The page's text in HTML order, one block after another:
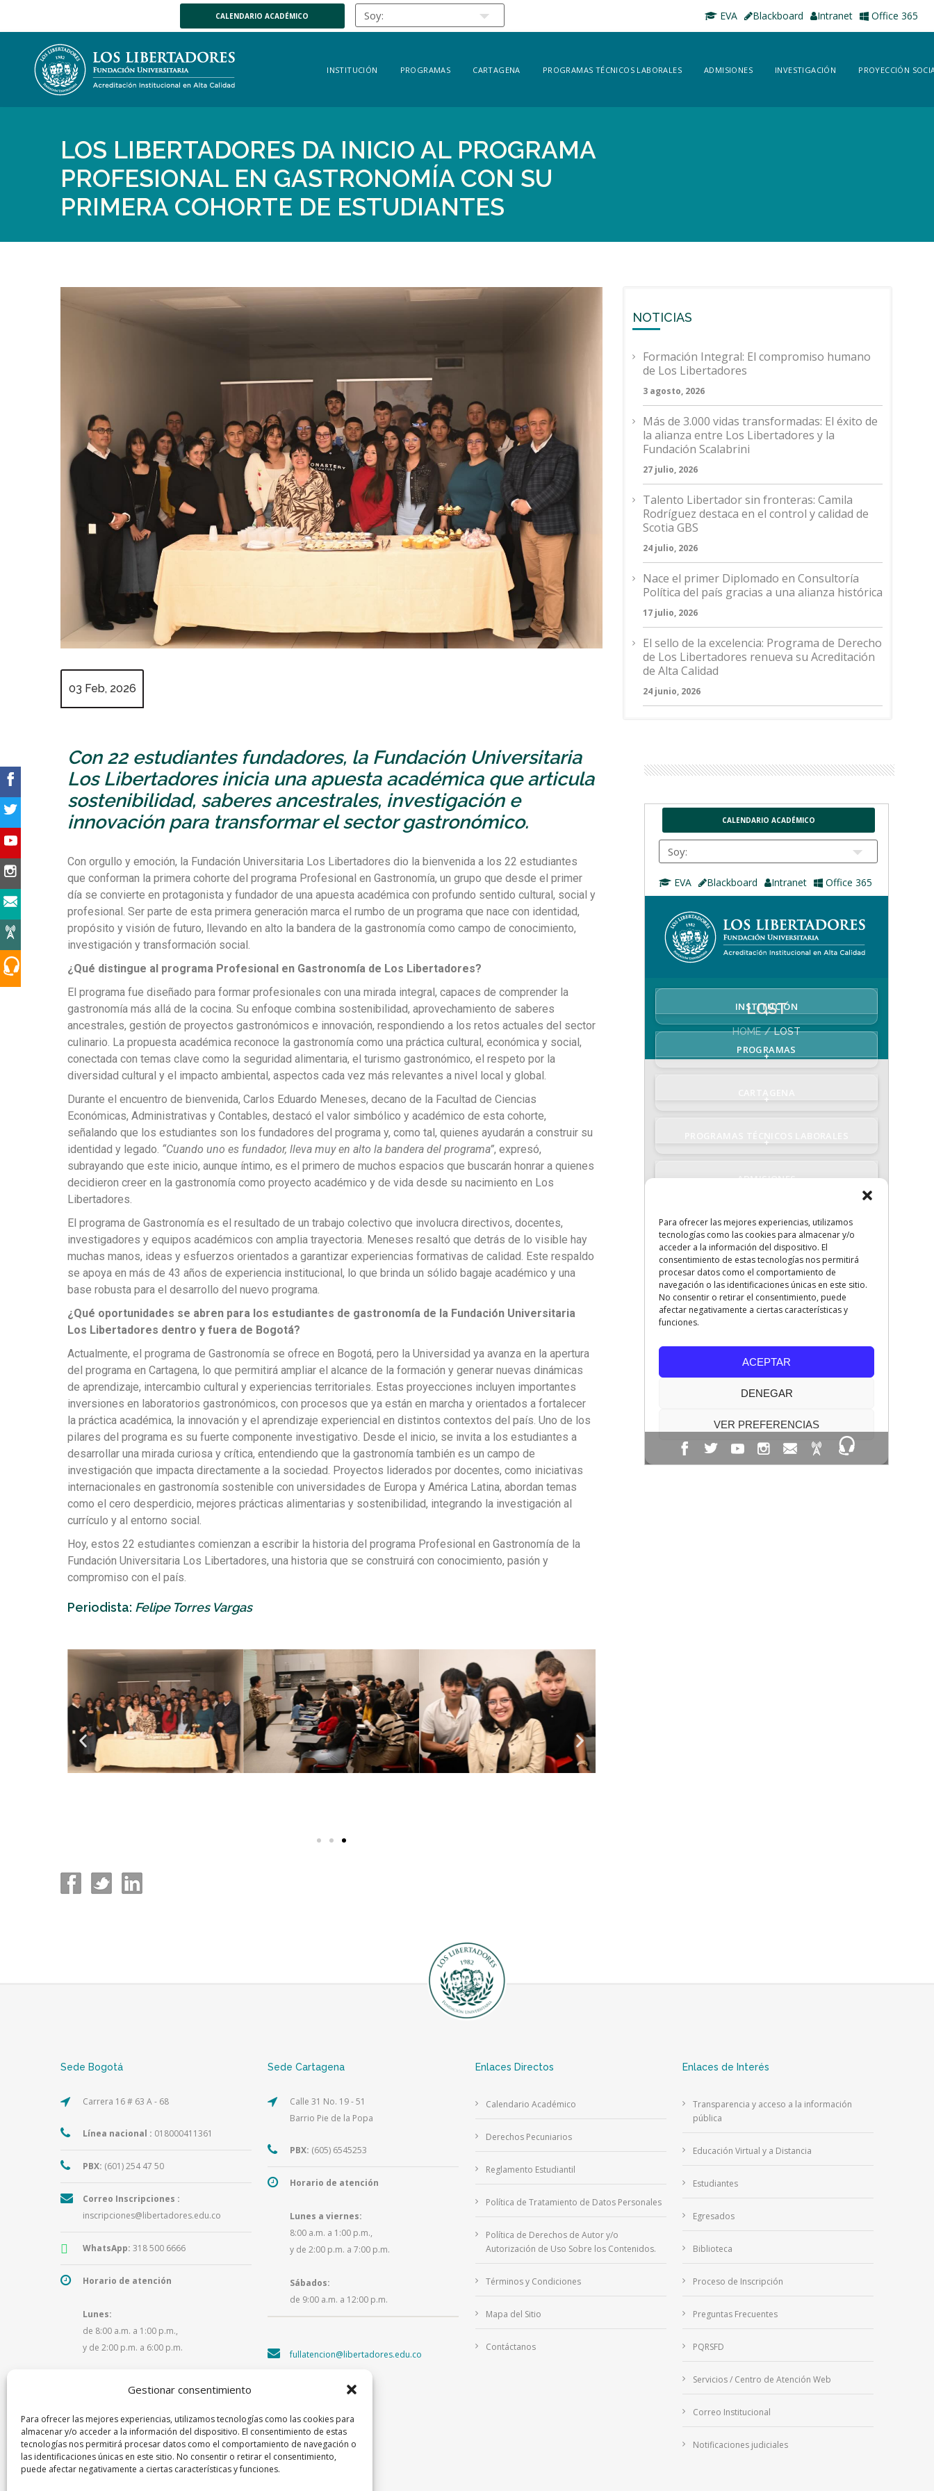
Gestionar consentimiento
Para ofrecer las mejores experiencias, utilizamos tecnologías como las cookies para
almacenar y/o acceder a la información del dispositivo. El consentimiento de estas
tecnologías nos permitirá procesar datos como el comportamiento de navegación o
las identificaciones únicas en este sitio. No consentir o retirar el consentimiento,
puede afectar negativamente a ciertas características y funciones.
CALENDARIO ACADÉMICO EVA Blackboard Intranet Office 365
INSTITUCIÓN PROGRAMAS CARTAGENA PROGRAMAS TÉCNICOS LABORALES ADMISIONES INVESTIGACIÓN PROYECCIÓN
LOS LIBERTADORES DA INICIO AL PROGRAMA
PROFESIONAL EN GASTRONOMÍA CON SU
PRIMERA COHORTE DE ESTUDIANTES
03 Feb, 2026
Con 22 estudiantes fundadores, la Fundación Universitaria
Los Libertadores inicia una apuesta académica que articula
sostenibilidad, saberes ancestrales, investigación e
innovación para transformar el sector gastronómico.
Con orgullo y emoción, la Fundación Universitaria Los Libertadores dio la bienvenida a los 22 estudiantes
que conforman la primera cohorte del programa Profesional en Gastronomía, un grupo que desde el primer
día se convierte en protagonista y fundador de una apuesta académica con profundo sentido cultural, social y
profesional. Ser parte de esta primera generación marca el rumbo de un programa que nace con identidad,
propósito y visión de futuro, llevando en alto la bandera de la gastronomía como campo de conocimiento,
investigación y transformación social.
¿Qué distingue al programa Profesional en Gastronomía de Los Libertadores?
El programa fue diseñado para formar profesionales con una mirada integral, capaces de comprender la
gastronomía más allá de la cocina. Su enfoque combina sostenibilidad, aprovechamiento de saberes
ancestrales, gestión de proyectos gastronómicos e innovación, respondiendo a los retos actuales del sector
culinario. La propuesta académica reconoce la gastronomía como una práctica cultural, económica y social,
conectada con temas clave como la seguridad alimentaria, el turismo gastronómico, el respeto por la
diversidad cultural y el impacto ambiental, aspectos cada vez más relevantes a nivel local y global.
Durante el encuentro de bienvenida, Carlos Eduardo Meneses, decano de la Facultad de Ciencias
Económicas, Administrativas y Contables, destacó el valor simbólico y académico de esta cohorte,
señalando que los estudiantes son los fundadores del programa y, como tal, quienes ayudarán a construir su
identidad y legado. “Cuando uno es fundador, lleva muy en alto la bandera del programa”, expresó,
subrayando que este inicio, aunque íntimo, es el primero de muchos espacios que buscarán honrar a quienes
decidieron creer en la gastronomía como proyecto académico y de vida desde su nacimiento en Los
Libertadores.
El programa de Gastronomía es el resultado de un trabajo colectivo que involucra directivos, docentes,
investigadores y equipos académicos con amplia trayectoria. Meneses resaltó que detrás de lo visible hay
muchas manos, ideas y esfuerzos orientados a garantizar experiencias formativas de calidad. Este respaldo
se apoya en más de 43 años de experiencia institucional, lo que brinda un sólido bagaje académico y una
base robusta para el desarrollo del nuevo programa.
¿Qué oportunidades se abren para los estudiantes de gastronomía de la Fundación Universitaria
Los Libertadores dentro y fuera de Bogotá?
Actualmente, el programa de Gastronomía se ofrece en Bogotá, pero la Universidad ya avanza en la apertura
del programa en Cartagena, lo que permitirá ampliar el alcance de la formación y generar nuevas dinámicas
de aprendizaje, intercambio cultural y experiencias territoriales. Estas proyecciones incluyen importantes
inversiones en laboratorios gastronómicos, con procesos que ya están en marcha y orientados a fortalecer
la práctica académica, la innovación y el aprendizaje experiencial en distintos contextos del país. Uno de los
pilares del programa es su fuerte componente investigativo. Desde el inicio, se invita a los estudiantes a
desarrollar una mirada curiosa y crítica, entendiendo que la gastronomía también es un campo de
investigación que impacta directamente a la sociedad. Proyectos liderados por docentes, como iniciativas
internacionales en gastronomía sostenible con universidades de Europa y América Latina, abordan temas
como el cero desperdicio, mejores prácticas alimentarias y sostenibilidad, integrando la investigación al
currículo y al entorno social.
Hoy, estos 22 estudiantes comienzan a escribir la historia del programa Profesional en Gastronomía de la
Fundación Universitaria Los Libertadores, una historia que se construirá con conocimiento, pasión y
compromiso con el país.
Periodista: Felipe Torres Vargas
NOTICIAS
Formación Integral: El compromiso humano
de Los Libertadores
3 agosto, 2026
Más de 3.000 vidas transformadas: El éxito de
la alianza entre Los Libertadores y la
Fundación Scalabrini
27 julio, 2026
Talento Libertador sin fronteras: Camila
Rodríguez destaca en el control y calidad de
Scotia GBS
24 julio, 2026
Nace el primer Diplomado en Consultoría
Política del país gracias a una alianza histórica
17 julio, 2026
El sello de la excelencia: Programa de Derecho
de Los Libertadores renueva su Acreditación
de Alta Calidad
24 junio, 2026
Sede Bogotá
Carrera 16 # 63 A - 68
Línea nacional : 018000411361
PBX: (601) 254 47 50
Correo Inscripciones :
inscripciones@libertadores.edu.co
WhatsApp: 318 500 6666
Horario de atención
Lunes:
de 8:00 a.m. a 1:00 p.m.,
y de 2:00 p.m. a 6:00 p.m.
de 8:00 a.m. a 1:00 p.m.,
y de 2:00 p.m. a 5:30 p.m.
Sede Cartagena
Calle 31 No. 19 - 51
Barrio Pie de la Popa
PBX: (605) 6545253
Horario de atención
Lunes a viernes:
8:00 a.m. a 1:00 p.m.,
y de 2:00 p.m. a 7:00 p.m.
Sábados:
de 9:00 a.m. a 12:00 p.m.
fullatencion@libertadores.edu.co
Enlaces Directos
Calendario Académico
Derechos Pecuniarios
Reglamento Estudiantil
Política de Tratamiento de Datos Personales
Política de Derechos de Autor y/o
Autorización de Uso Sobre los Contenidos.
Términos y Condiciones
Mapa del Sitio
Contáctanos
Enlaces de Interés
Transparencia y acceso a la información
pública
Educación Virtual y a Distancia
Estudiantes
Egresados
Biblioteca
Proceso de Inscripción
Preguntas Frecuentes
PQRSFD
Servicios / Centro de Atención Web
Correo Institucional
Notificaciones judiciales